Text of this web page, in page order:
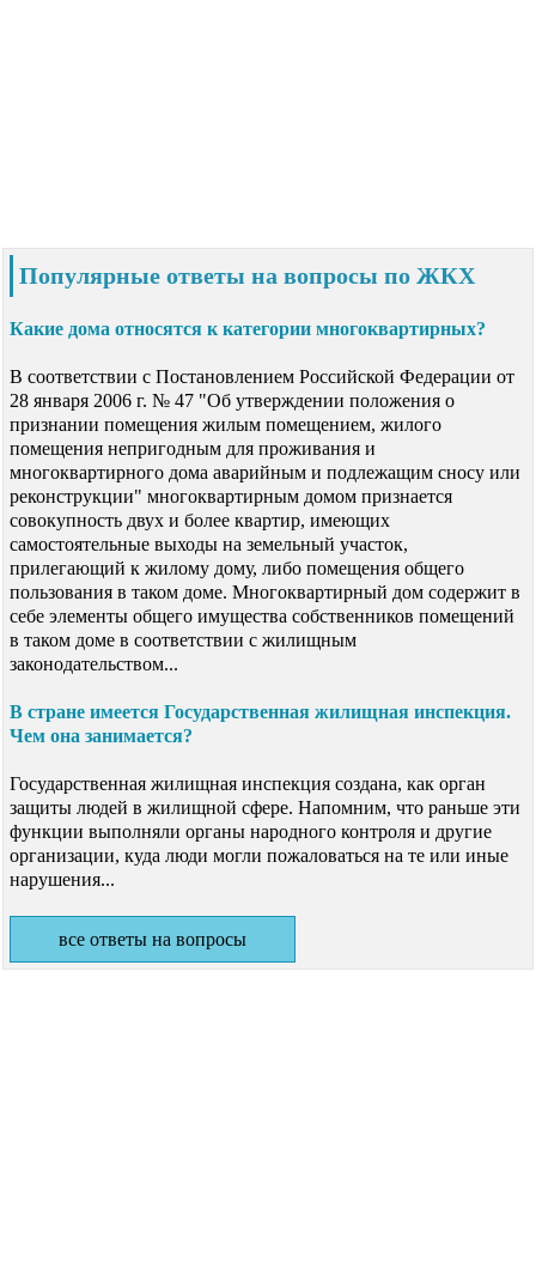
Популярные ответы на вопросы по ЖКХ
Какие дома относятся к категории многоквартирных?
В соответствии с Постановлением Российской Федерации от
28 января 2006 г. № 47 "Об утверждении положения о
признании помещения жилым помещением, жилого
помещения непригодным для проживания и
многоквартирного дома аварийным и подлежащим сносу или
реконструкции" многоквартирным домом признается
совокупность двух и более квартир, имеющих
самостоятельные выходы на земельный участок,
прилегающий к жилому дому, либо помещения общего
пользования в таком доме. Многоквартирный дом содержит в
себе элементы общего имущества собственников помещений
в таком доме в соответствии с жилищным
законодательством...
В стране имеется Государственная жилищная инспекция.
Чем она занимается?
Государственная жилищная инспекция создана, как орган
защиты людей в жилищной сфере. Напомним, что раньше эти
функции выполняли органы народного контроля и другие
организации, куда люди могли пожаловаться на те или иные
нарушения...
все ответы на вопросы